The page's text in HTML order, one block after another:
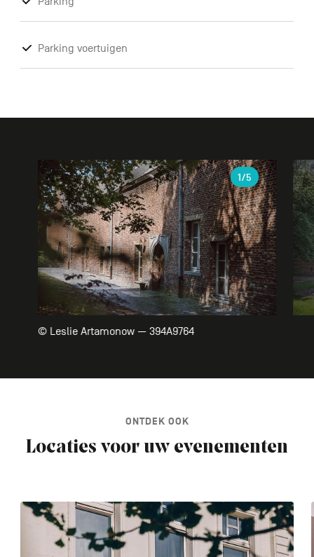
Parking voertuigen
Galerie
© Leslie Artamonow — 394A9764
1/5
ONTDEK OOK
Locaties voor uw evenementen